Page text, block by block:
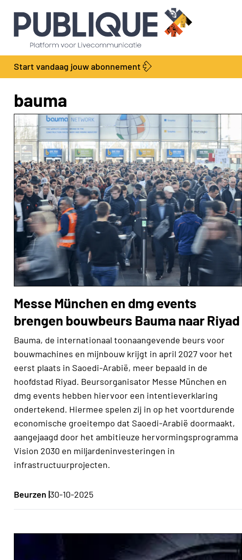
Start vandaag jouw abonnement
bauma
Messe München en dmg events
brengen bouwbeurs Bauma naar Riyad
Bauma, de internationaal toonaangevende beurs voor
bouwmachines en mijnbouw krijgt in april 2027 voor het
eerst plaats in Saoedi-Arabië, meer bepaald in de
hoofdstad Riyad. Beursorganisator Messe München en
dmg events hebben hiervoor een intentieverklaring
ondertekend. Hiermee spelen zij in op het voortdurende
economische groeitempo dat Saoedi-Arabië doormaakt,
aangejaagd door het ambitieuze hervormingsprogramma
Vision 2030 en miljardeninvesteringen in
infrastructuurprojecten.
Beurzen |30-10-2025